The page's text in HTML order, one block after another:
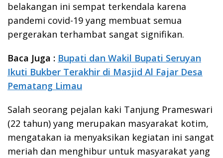
belakangan ini sempat terkendala karena
pandemi covid-19 yang membuat semua
pergerakan terhambat sangat signifikan.
Baca Juga : Bupati dan Wakil Bupati Seruyan
Ikuti Bukber Terakhir di Masjid Al Fajar Desa
Pematang Limau
Salah seorang pejalan kaki Tanjung Prameswari
(22 tahun) yang merupakan masyarakat kotim,
mengatakan ia menyaksikan kegiatan ini sangat
meriah dan menghibur untuk masyarakat yang